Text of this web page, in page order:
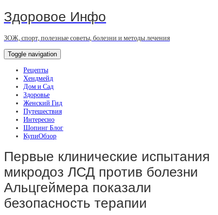
Здоровое Инфо
ЗОЖ, спорт, полезные советы, болезни и методы лечения
Toggle navigation
Рецепты
Хендмейд
Дом и Сад
Здоровье
Женский Гид
Путешествия
Интересно
Шопинг Блог
КупиОбзор
Первые клинические испытания
микродоз ЛСД против болезни
Альцгеймера показали
безопасность терапии